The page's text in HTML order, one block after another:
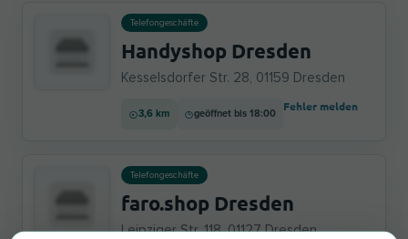
Telefongeschäfte
Handyshop Dresden
Kesselsdorfer Str. 28, 01159 Dresden
3,6 km geöffnet bis 18:00
Fehler melden
Telefongeschäfte
faro.shop Dresden
Leipziger Str. 118, 01127 Dresden